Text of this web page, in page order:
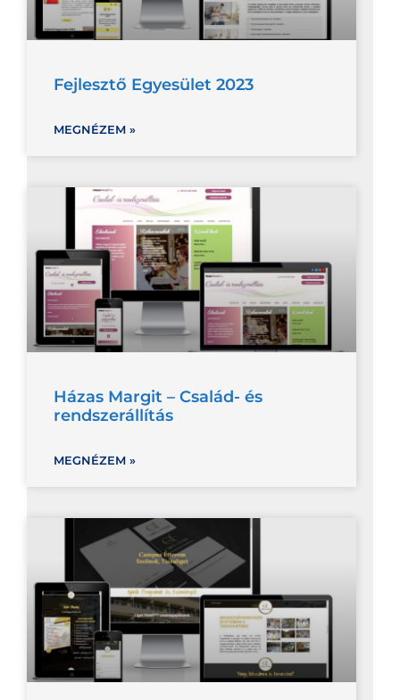
Fejlesztő Egyesület 2023
MEGNÉZEM »
Házas Margit – Család- és
rendszerállítás
MEGNÉZEM »